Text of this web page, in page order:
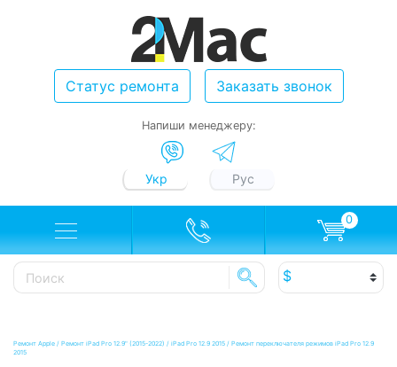
Статус ремонта Заказать звонок
Напиши менеджеру:
Укр Рус
0
Ремонт Apple / Ремонт iPad Pro 12.9" (2015-2022) / iPad Pro 12.9 2015 / Ремонт переключателя режимов iPad Pro 12.9
2015